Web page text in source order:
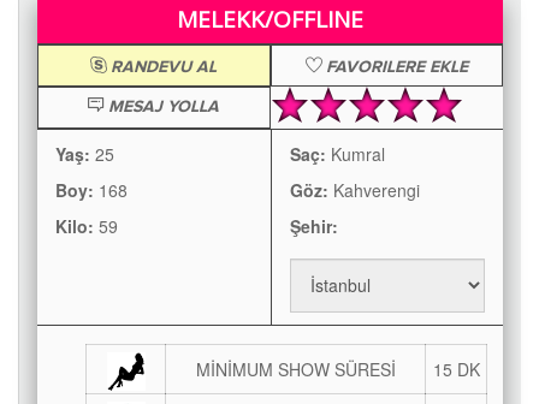
MELEKK/OFFLINE
RANDEVU AL
FAVORILERE EKLE
MESAJ YOLLA
Yaş: 25
Boy: 168
Kilo: 59
Saç: Kumral
Göz: Kahverengi
Şehir:
MİNİMUM SHOW SÜRESİ 15 DK